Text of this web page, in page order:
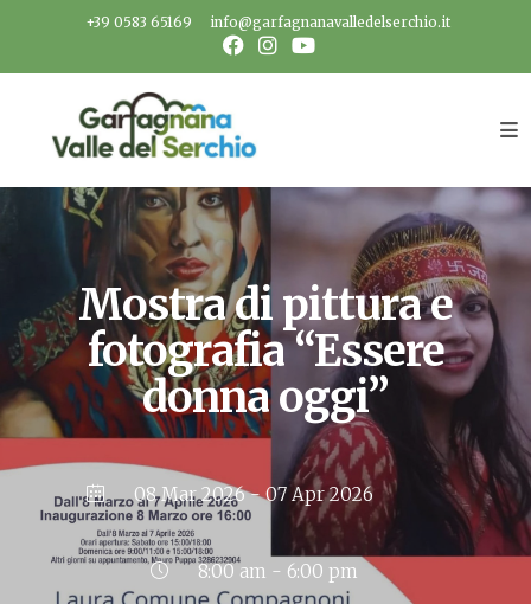
+39 0583 65169 info@garfagnanavalledelserchio.it
Mostra di pittura e
fotografia “Essere
donna oggi”
08 Mar 2026- 07 Apr 2026
8:00 am - 6:00 pm